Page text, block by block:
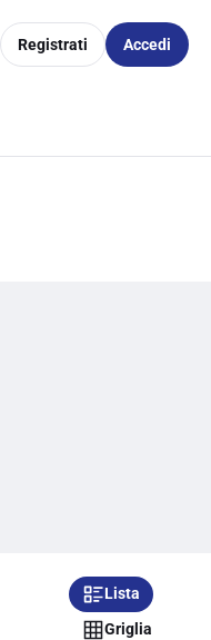
Registrati Accedi
Lista
Griglia